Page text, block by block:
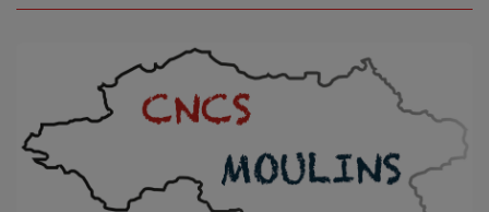
INFOS POP ROCK
La Radio
EMISSIONS